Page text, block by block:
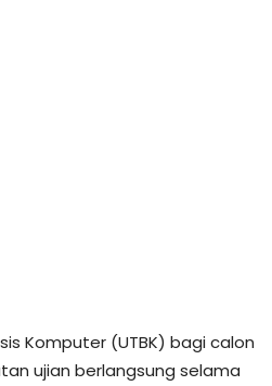
Komputer (UTBK) bagi calon
ujian berlangsung selama